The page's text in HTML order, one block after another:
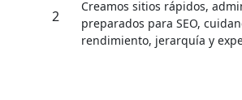
2
Creamos sitios rápidos,
preparados para SEO,
rendimiento, jerarquía y